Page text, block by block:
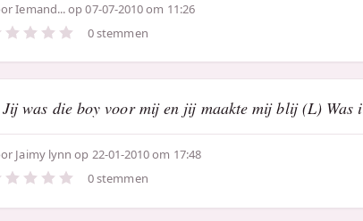
Iemand...op 07-07-2010 om 11:26
0 stemmen
Jij was die boy voor mij en jij maakte mij blij (L)
Jaimy lynnop 22-01-2010 om 17:48
0 stemmen